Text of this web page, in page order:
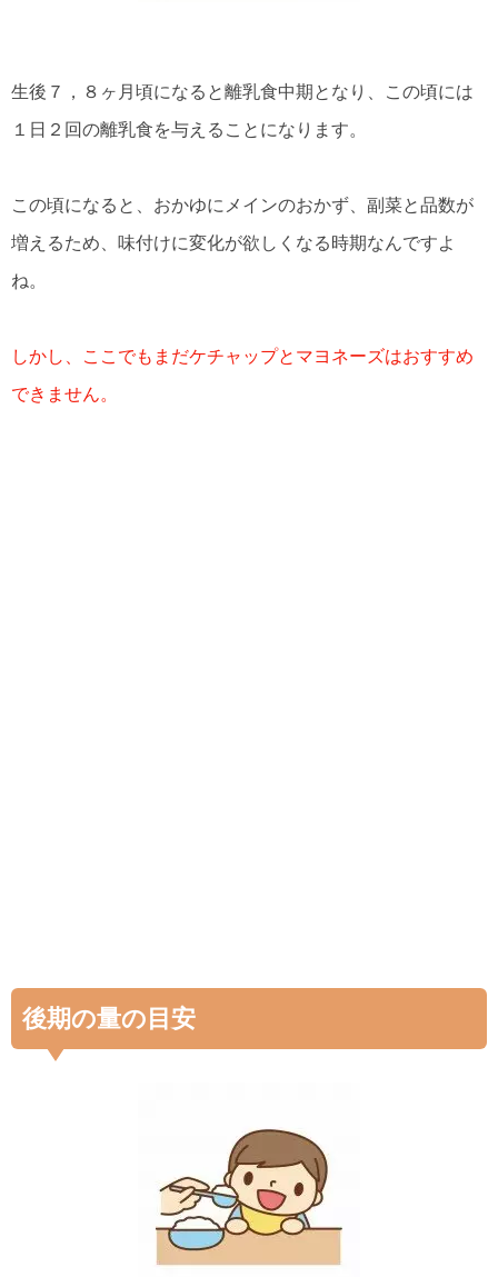
生後７，８ヶ月頃になると離乳食中期となり、この頃には
１日２回の離乳食を与えることになります。
この頃になると、おかゆにメインのおかず、副菜と品数が
増えるため、味付けに変化が欲しくなる時期なんですよ
ね。
しかし、ここでもまだケチャップとマヨネーズはおすすめ
できません。
後期の量の目安